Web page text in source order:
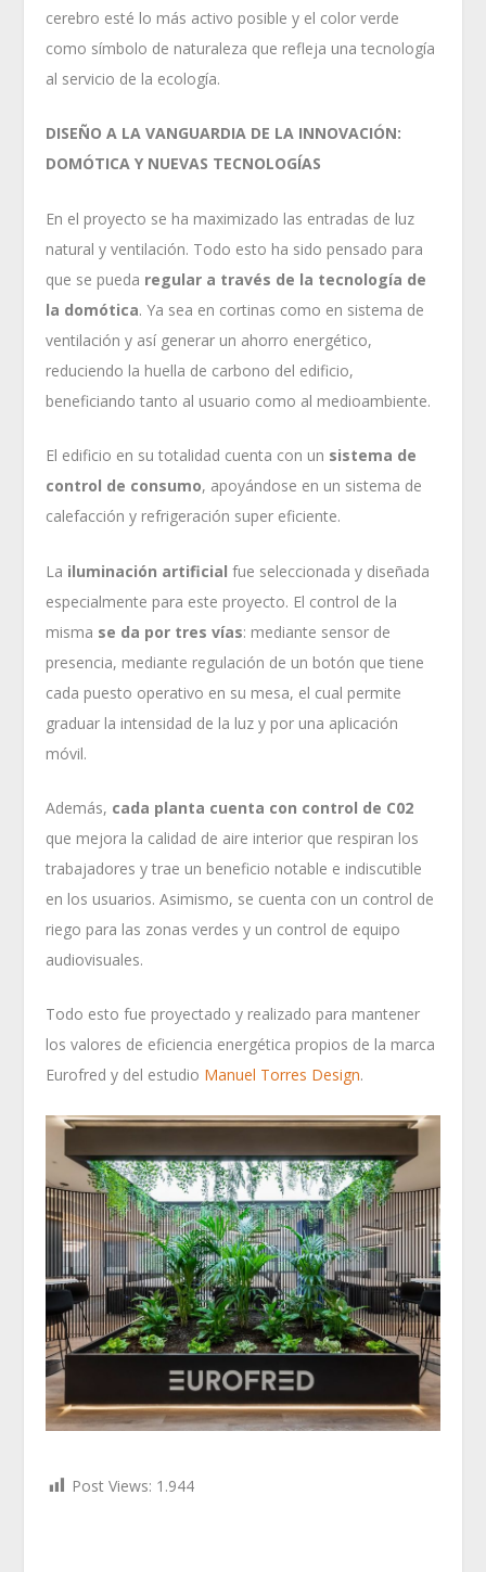
cerebro esté lo más activo posible y el color verde
como símbolo de naturaleza que refleja una tecnología
al servicio de la ecología.
DISEÑO A LA VANGUARDIA DE LA INNOVACIÓN:
DOMÓTICA Y NUEVAS TECNOLOGÍAS
En el proyecto se ha maximizado las entradas de luz
natural y ventilación. Todo esto ha sido pensado para
que se pueda regular a través de la tecnología de
la domótica. Ya sea en cortinas como en sistema de
ventilación y así generar un ahorro energético,
reduciendo la huella de carbono del edificio,
beneficiando tanto al usuario como al medioambiente.
El edificio en su totalidad cuenta con un sistema de
control de consumo, apoyándose en un sistema de
calefacción y refrigeración super eficiente.
La iluminación artificial fue seleccionada y diseñada
especialmente para este proyecto. El control de la
misma se da por tres vías: mediante sensor de
presencia, mediante regulación de un botón que tiene
cada puesto operativo en su mesa, el cual permite
graduar la intensidad de la luz y por una aplicación
móvil.
Además, cada planta cuenta con control de C02
que mejora la calidad de aire interior que respiran los
trabajadores y trae un beneficio notable e indiscutible
en los usuarios. Asimismo, se cuenta con un control de
riego para las zonas verdes y un control de equipo
audiovisuales.
Todo esto fue proyectado y realizado para mantener
los valores de eficiencia energética propios de la marca
Eurofred y del estudio Manuel Torres Design.
Post Views: 1.944